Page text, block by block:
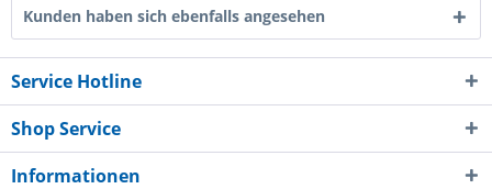
Kunden haben sich ebenfalls angesehen
Service Hotline
Shop Service
Informationen